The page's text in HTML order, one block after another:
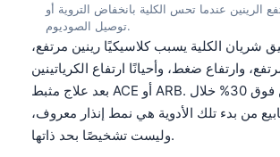
الرينين عندما تحس الكلية بانخفاض التروية أو
توصيل الصوديوم.
شريان الكلية يسبب كلاسيكيًا رينين مرتفع،
وارتفاع ضغط، وأحيانًا ارتفاع الكرياتينين
بعد علاج مثبط ACE أو ARB. زيادة الكرياتينين فوق 30% خلال
من بدء تلك الأدوية هي نمط إنذار معروف،
وليست تشخيصًا بحد ذاتها.